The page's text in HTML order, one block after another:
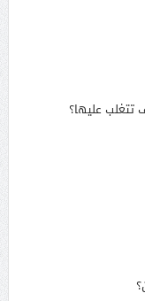
تتغلب عليها؟